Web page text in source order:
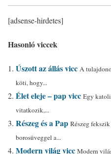
[adsense-hirdetes]
Hasonló viccek
Úszott az állás vicc A
köti, hogy...
Élet eleje – pap vicc Egy
vitatkozik,...
Részeg és a Pap Részeg
borosüveggel a...
Modern világ vicc Modern